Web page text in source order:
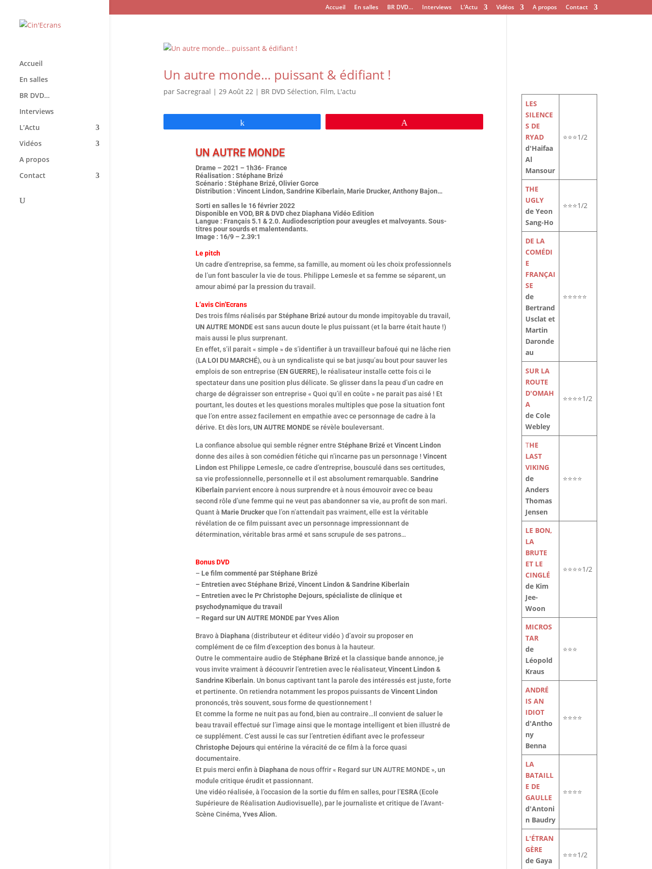
Accueil En salles BR DVD… Interviews L’Actu Vidéos A propos Contact
Accueil
En salles
BR DVD…
Interviews
L’Actu
Vidéos
A propos
Contact
Un autre monde… puissant & édifiant !
par Sacregraal | 29 Août 22| BR DVD Sélection, Film, L'actu
UN AUTRE MONDE
Drame – 2021 – 1h36- France
Réalisation : Stéphane Brizé
Scénario : Stéphane Brizé, Olivier Gorce
Distribution : Vincent Lindon, Sandrine Kiberlain, Marie Drucker, Anthony Bajon…
Sorti en salles le 16 février 2022
Disponible en VOD, BR & DVD chez Diaphana Vidéo Edition
Langue : Français 5.1 & 2.0. Audiodescription pour aveugles et malvoyants. Sous-
titres pour sourds et malentendants.
Image : 16/9 – 2.39:1
Le pitch
Un cadre d’entreprise, sa femme, sa famille, au moment où les choix professionnels
de l’un font basculer la vie de tous. Philippe Lemesle et sa femme se séparent, un
amour abimé par la pression du travail.
L’avis Cin’Ecrans
Des trois films réalisés parStéphane Brizéautour du monde impitoyable du travail,
UN AUTRE MONDEest sans aucun doute le plus puissant (et la barre était haute !)
mais aussi le plus surprenant.
En effet, s’il parait « simple » de s’identifier à un travailleur bafoué qui ne lâche rien
(LA LOI DU MARCHÉ), ou à un syndicaliste qui se bat jusqu’au bout pour sauver les
emplois de son entreprise (EN GUERRE), le réalisateur installe cette fois ci le
spectateur dans une position plus délicate. Se glisser dans la peau d’un cadre en
charge de dégraisser son entreprise « Quoi qu’il en coûte » ne parait pas aisé ! Et
pourtant, les doutes et les questions morales multiples que pose la situation font
que l’on entre assez facilement en empathie avec ce personnage de cadre à la
dérive. Et dès lors,UN AUTRE MONDEse révèle bouleversant.
La confiance absolue qui semble régner entre Stéphane BrizéetVincent Lindon
donne des ailes à son comédien fétiche qui n’incarne pas un personnage ! Vincent
Lindon est Philippe Lemesle, ce cadre d’entreprise, bousculé dans ses certitudes,
sa vie professionnelle, personnelle et il est absolument remarquable. Sandrine
Kiberlain parvient encore à nous surprendre et à nous émouvoir avec ce beau
second rôle d’une femme qui ne veut pas abandonner sa vie, au profit de son mari.
Quant à Marie Druckerque l’on n’attendait pas vraiment, elle est la véritable
révélation de ce film puissant avec un personnage impressionnant de
détermination, véritable bras armé et sans scrupule de ses patrons…
Bonus DVD
– Le film commenté par Stéphane Brizé
– Entretien avec Stéphane Brizé, Vincent Lindon & Sandrine Kiberlain
– Entretien avec le Pr Christophe Dejours, spécialiste de clinique et
psychodynamique du travail
– Regard sur UN AUTRE MONDE par Yves Alion
Bravo à Diaphana (distributeur et éditeur vidéo ) d’avoir su proposer en
complément de ce film d’exception des bonus à la hauteur.
Outre le commentaire audio de Stéphane Brizéet la classique bande annonce, je
vous invite vraiment à découvrir l’entretien avec le réalisateur,Vincent Lindon &
Sandrine Kiberlain. Un bonus captivant tant la parole des intéressés est juste, forte
et pertinente. On retiendra notamment les propos puissants de Vincent Lindon
prononcés, très souvent, sous forme de questionnement !
Et comme la forme ne nuit pas au fond, bien au contraire…Il convient de saluer le
beau travail effectué sur l’image ainsi que le montage intelligent et bien illustré de
ce supplément. C’est aussi le cas sur l’entretien édifiant avec le professeur
Christophe Dejoursqui entérine la véracité de ce film à la force quasi
documentaire.
Et puis merci enfin à Diaphana de nous offrir « Regard sur UN AUTRE MONDE », un
module critique érudit et passionnant.
Une vidéo réalisée, à l’occasion de la sortie du film en salles, pour l’ESRA(Ecole
Supérieure de Réalisation Audiovisuelle), par le journaliste et critique de l’Avant-
Scène Cinéma,Yves Alion.
LES
SILENCE
S DE
RYAD
d'Haifaa
Al
Mansour
⭐⭐⭐1/2
THE
UGLY
de Yeon
Sang-Ho
⭐⭐⭐1/2
DE LA
COMÉDI
E
FRANÇAI
SE
de
Bertrand
Usclat et
Martin
Daronde
au
⭐⭐⭐⭐⭐
SUR LA
ROUTE
D'OMAH
A
de Cole
Webley
⭐⭐⭐⭐1/2
THE
LAST
VIKING
de
Anders
Thomas
Jensen
⭐⭐⭐⭐
LE BON,
LA
BRUTE
ET LE
CINGLÉ
de Kim
Jee-
Woon
⭐⭐⭐⭐1/2
MICROS
TAR
de
Léopold
Kraus
⭐⭐⭐
ANDRÉ
IS AN
IDIOT
d'Antho
ny
Benna
⭐⭐⭐⭐
LA
BATAILL
E DE
GAULLE
d'Antoni
n Baudry
⭐⭐⭐⭐
L'ÉTRAN
GÈRE
de Gaya
⭐⭐⭐1/2